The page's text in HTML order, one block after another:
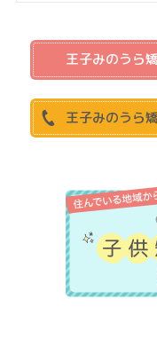
王子みのうら
王子みのうら